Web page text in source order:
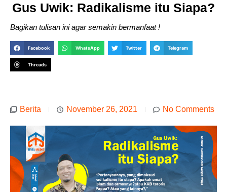
Gus Uwik: Radikalisme itu Siapa?
Bagikan tulisan ini agar semakin bermanfaat !
Facebook WhatsApp Twitter Telegram
Threads
Berita November 26, 2021 No Comments